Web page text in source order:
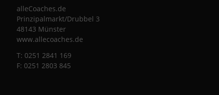
alleCoaches.de
Prinzipalmarkt/Drubbel 3
48143 Münster
www.allecoaches.de
T: 0251 2841 169
F: 0251 2803 845